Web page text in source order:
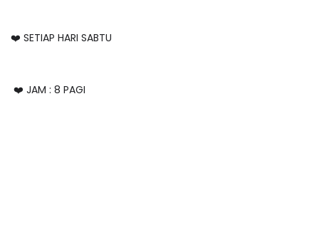
❤️ SETIAP HARI SABTU
❤️ JAM : 8 PAGI